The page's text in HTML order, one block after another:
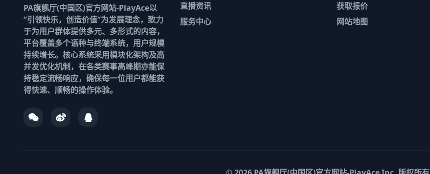
PA旗舰厅(中国区)官方网站-PlayAce以
“引领快乐，创造价值”为发展理念，致力
于为用户群体提供多元、多形式的内容，
平台覆盖多个语种与终端系统，用户规模
持续增长。核心系统采用模块化架构及高
并发优化机制，在各类赛事高峰期亦能保
持稳定流畅响应，确保每一位用户都能获
得快速、顺畅的操作体验。
直播资讯
服务中心
获取报价
网站地图